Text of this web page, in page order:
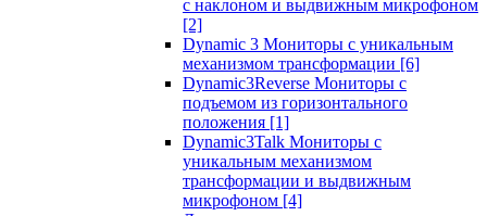
с наклоном и выдвижным микрофоном
[2]
Dynamic 3 Мониторы с уникальным
механизмом трансформации [6]
Dynamic3Reverse Мониторы с
подъемом из горизонтального
положения [1]
Dynamic3Talk Мониторы с
уникальным механизмом
трансформации и выдвижным
микрофоном [4]